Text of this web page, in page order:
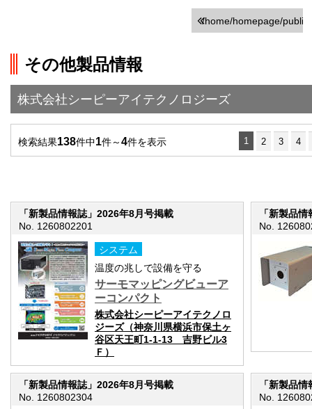
/home/homepage/
その他製品情報
株式会社シーピーアイテクノロジーズ
検索結果138件中1件～4件を表示 1 2 3 4
「新製品情報誌」2026年8月号掲載
No. 1260802201
システム
温度の兆しで設備を守る
サーモマッピングビューア
ーコンパクト
株式会社シーピーアイテクノロ
ジーズ（神奈川県横浜市保土ヶ
谷区天王町1-1-13 吉野ビル3
Ｆ）
「新製品
No.
「新製品情報誌」2026年8月号掲載
No. 1260802304
「新製品
No.